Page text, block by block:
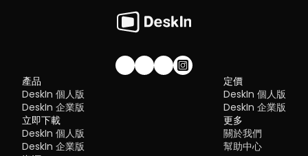
加入我們的社群！
產品
DeskIn 個人版
DeskIn 企業版
立即下載
DeskIn 個人版
DeskIn 企業版
定價
DeskIn 個人版
DeskIn 企業版
更多
關於我們
幫助中心